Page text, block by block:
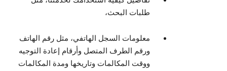
طلبات البحث،
معلومات السجل الهاتفي، مثل رقم الهاتف
ورقم الطرف المتصل وأرقام إعادة التوجيه
ووقت المكالمات وتاريخها ومدة المكالمات